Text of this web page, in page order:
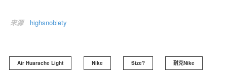
来源 highsnobiety
Air Huarache Light Nike Size? 耐克Nike